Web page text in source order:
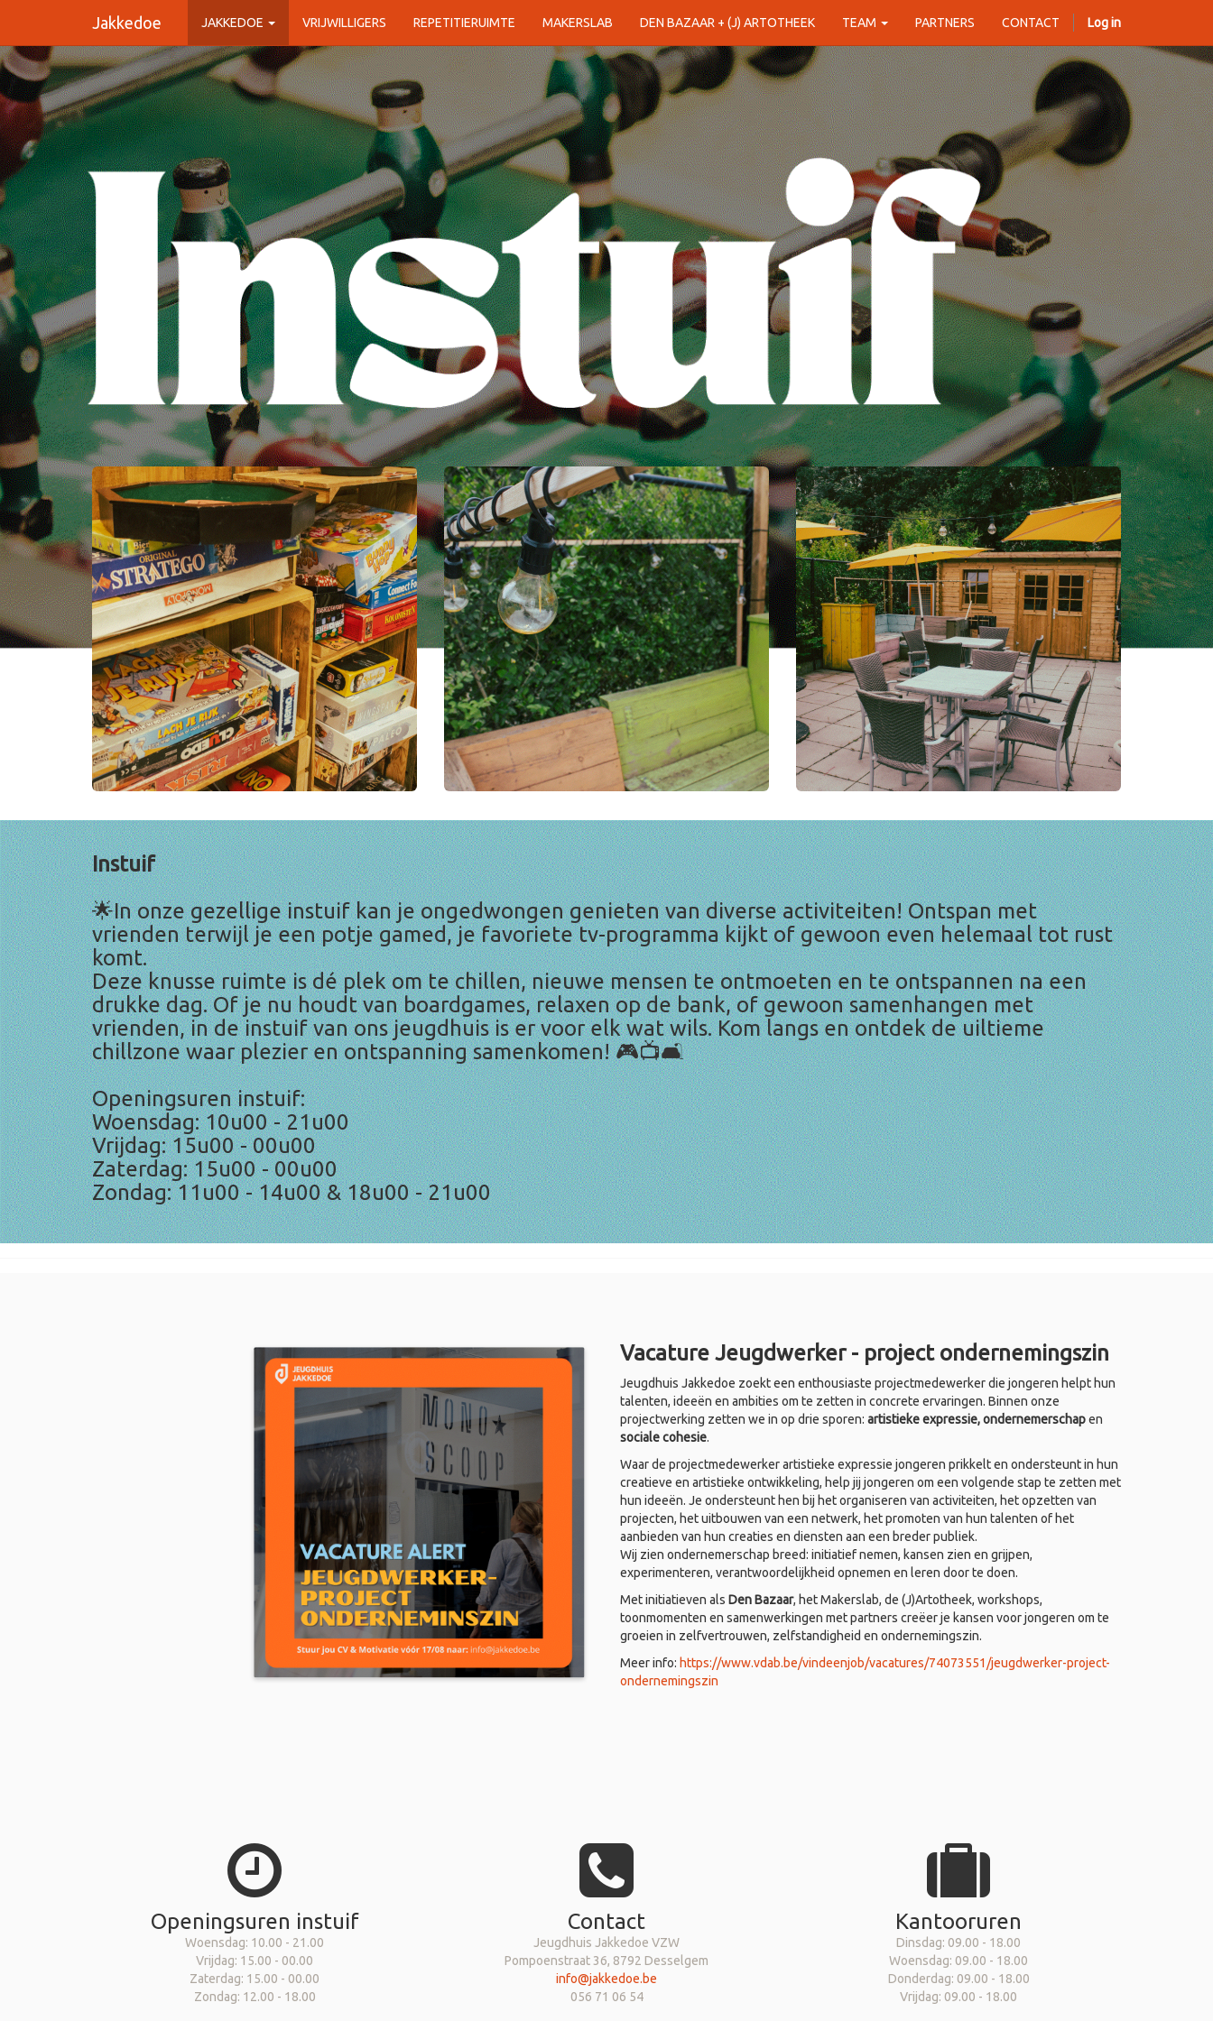
Jakkedoe JAKKEDOE VRIJWILLIGERS REPETITIERUIMTE MAKERSLAB DEN BAZAAR + (J) ARTOTHEEK TEAM PARTNERS CONTACT Log in
Instuif
🌟In onze gezellige instuif kan je ongedwongen genieten van diverse activiteiten! Ontspan met
vrienden terwijl je een potje gamed, je favoriete tv-programma kijkt of gewoon even helemaal tot rust
komt.
Deze knusse ruimte is dé plek om te chillen, nieuwe mensen te ontmoeten en te ontspannen na een
drukke dag. Of je nu houdt van boardgames, relaxen op de bank, of gewoon samenhangen met
vrienden, in de instuif van ons jeugdhuis is er voor elk wat wils. Kom langs en ontdek de uiltieme
chillzone waar plezier en ontspanning samenkomen! 🎮📺🛋️
Openingsuren instuif:
Woensdag: 10u00 - 21u00
Vrijdag: 15u00 - 00u00
Zaterdag: 15u00 - 00u00
Zondag: 11u00 - 14u00 & 18u00 - 21u00
Vacature Jeugdwerker - project ondernemingszin
Jeugdhuis Jakkedoe zoekt een enthousiaste projectmedewerker die jongeren helpt hun
talenten, ideeën en ambities om te zetten in concrete ervaringen. Binnen onze
projectwerking zetten we in op drie sporen: artistieke expressie, ondernemerschapen
sociale cohesie.
Waar de projectmedewerker artistieke expressie jongeren prikkelt en ondersteunt in hun
creatieve en artistieke ontwikkeling, help jij jongeren om een volgende stap te zetten met
hun ideeën. Je ondersteunt hen bij het organiseren van activiteiten, het opzetten van
projecten, het uitbouwen van een netwerk, het promoten van hun talenten of het
aanbieden van hun creaties en diensten aan een breder publiek.
Wij zien ondernemerschap breed: initiatief nemen, kansen zien en grijpen,
experimenteren, verantwoordelijkheid opnemen en leren door te doen.
Met initiatieven als Den Bazaar, het Makerslab, de (J)Artotheek, workshops,
toonmomenten en samenwerkingen met partners creëer je kansen voor jongeren om te
groeien in zelfvertrouwen, zelfstandigheid en ondernemingszin.
Meer info: https://www.vdab.be/vindeenjob/vacatures/74073551/jeugdwerker-project-
ondernemingszin
Openingsuren instuif
Woensdag: 10.00 - 21.00
Vrijdag: 15.00 - 00.00
Zaterdag: 15.00 - 00.00
Zondag: 12.00 - 18.00
Contact
Jeugdhuis Jakkedoe VZW
Pompoenstraat 36, 8792 Desselgem
info@jakkedoe.be
056 71 06 54
Kantooruren
Dinsdag: 09.00 - 18.00
Woensdag: 09.00 - 18.00
Donderdag: 09.00 - 18.00
Vrijdag: 09.00 - 18.00